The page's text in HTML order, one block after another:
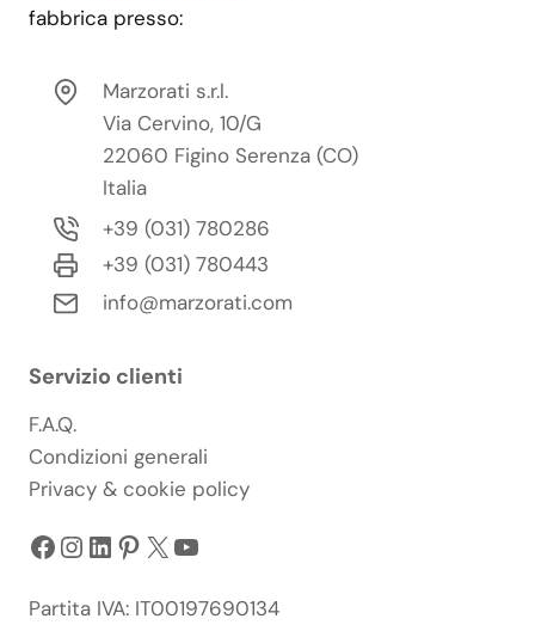
fabbrica presso:
Marzorati s.r.l.
Via Cervino, 10/G
22060 Figino Serenza (CO)
Italia
+39 (031) 780286
+39 (031) 780443
info@marzorati.com
Servizio clienti
F.A.Q.
Condizioni generali
Privacy & cookie policy
Facebook
Instagram
LinkedIn
Pinterest
X YouTube
Partita IVA: IT00197690134